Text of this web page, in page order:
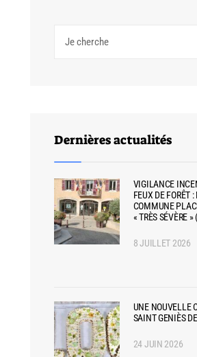
Dernières actualités
VIGILANCE
FEUX DE FORÊT :
COMMUNE
« TRÈS SÉVÈRE »
8 JUILLET 2026
UNE NOUVELLE
SAINT GENIÈS
24 JUIN 2026